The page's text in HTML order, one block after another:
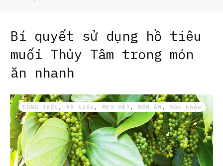
Bí quyết sử dụng hồ tiêu
muối Thủy Tâm trong món
ăn nhanh
CÔNG THỨC Hồ tiêu MẸO VẶT MÓN ĂN Sức khỏe